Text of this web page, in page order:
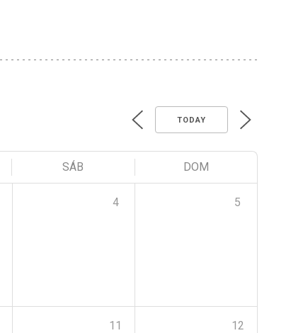
TODAY
SÁB DOM
4 5
11 12